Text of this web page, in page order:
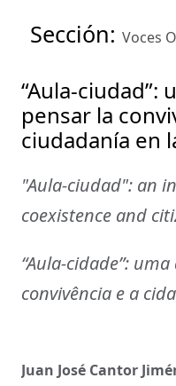
Sección: Voces
“Aula-ciudad”:
pensar la
ciudadanía en
"Aula-ciudad": an
coexistence and
“Aula-cidade”:
convivência e a
Juan José Cantor